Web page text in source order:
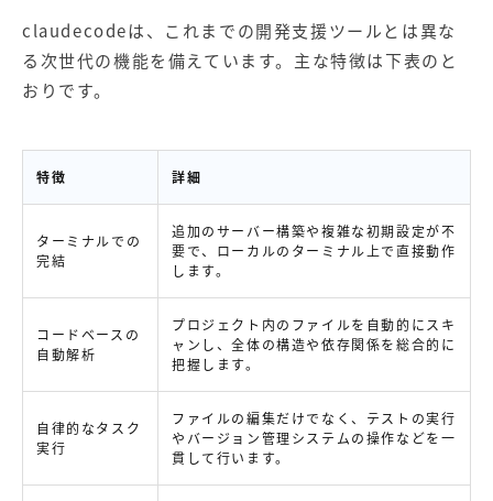
claudecodeは、これまでの開発支援ツールとは異な
る次世代の機能を備えています。主な特徴は下表のと
おりです。
特徴 詳細
ターミナルでの
完結
追加のサーバー構築や複雑な初期設定が不
要で、ローカルのターミナル上で直接動作
します。
コードベースの
自動解析
プロジェクト内のファイルを自動的にスキ
ャンし、全体の構造や依存関係を総合的に
把握します。
自律的なタスク
実行
ファイルの編集だけでなく、テストの実行
やバージョン管理システムの操作などを一
貫して行います。